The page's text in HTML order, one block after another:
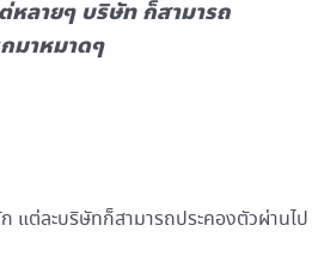
หลายๆ บริษัท ก็สามารถ
มาหมาดๆ
แต่ละบริษัทก็สามารถประคองตัวผ่านไป